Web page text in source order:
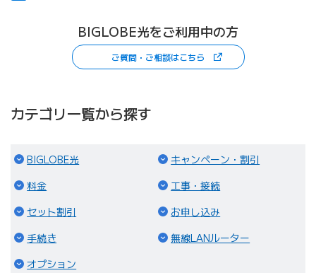
BIGLOBE光をご利用中の方
ご質問・ご相談はこちら （新しいタブで開きます）
カテゴリ一覧から探す
BIGLOBE光（ページ内リンク） キャンペーン・割引
料金（ページ内リンク） 工事・接続（ページ内リンク）
セット割引 （ページ内リンク） お申し込み
手続き
無線LANルーター
オプション